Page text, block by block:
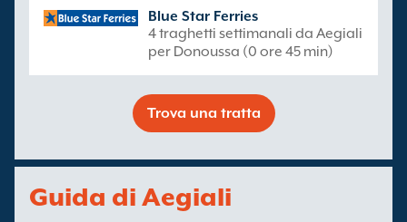
Blue Star Ferries
4 traghetti settimanali da Aegiali
per Donoussa (0 ore 45 min)
Trova una tratta
Guida di Aegiali